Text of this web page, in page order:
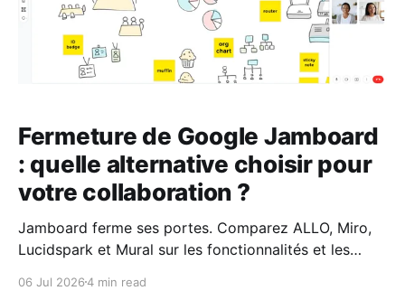
Fermeture de Google Jamboard
: quelle alternative choisir pour
votre collaboration ?
Jamboard ferme ses portes. Comparez ALLO, Miro,
Lucidspark et Mural sur les fonctionnalités et les
06 Jul 20264 min read